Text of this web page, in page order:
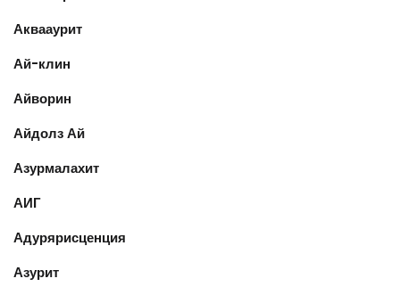
Аквааурит
Ай-клин
Айворин
Айдолз Ай
Азурмалахит
АИГ
Адурярисценция
Азурит